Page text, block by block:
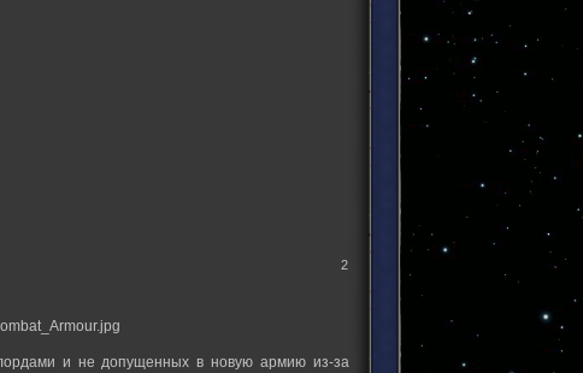
2
и не допущенных в новую армию из-за